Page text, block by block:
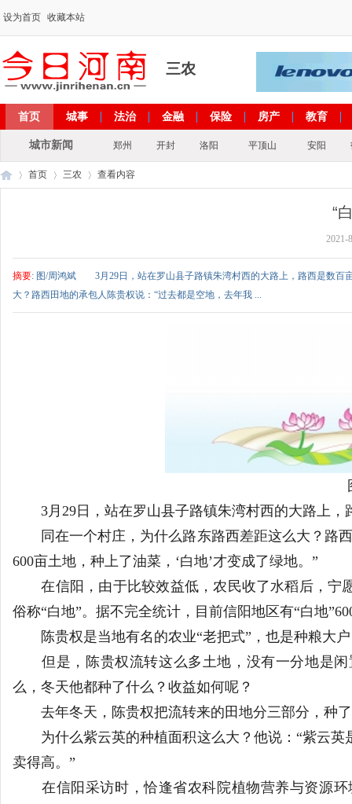
设为首页 收藏本站
三农
首页 城事 法治 金融 保险 房产 教育
出彩河南 政策 专题
城市新闻 郑州 开封 洛阳 平顶山 安阳
首页 三农 查看内容
“
2021-
摘要: 图/周鸿斌 3月29日，站在罗山县子路镇朱湾村西的大路上，路西是数
大？路西田地的承包人陈贵权说：“过去都是空地，去年我 ...
3月29日，站在罗山县子路镇朱湾村西的大路上，
同在一个村庄，为什么路东路西差距这么大？路西
600亩土地，种上了油菜，‘白地’才变成了绿地。”
在信阳，由于比较效益低，农民收了水稻后，宁
俗称“白地”。据不完全统计，目前信阳地区有“白地
陈贵权是当地有名的农业“老把式”，也是种粮大户
但是，陈贵权流转这么多土地，没有一分地是闲
么，冬天他都种了什么？收益如何呢？
去年冬天，陈贵权把流转来的田地分三部分，种了
为什么紫云英的种植面积这么大？他说：“紫云英
卖得高。”
在信阳采访时，恰逢省农科院植物营养与资源环